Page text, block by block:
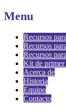
Menu
Recursos
Recursos
Recursos
Kit de primer
Acerca de
Historia
Equipo
Contacto